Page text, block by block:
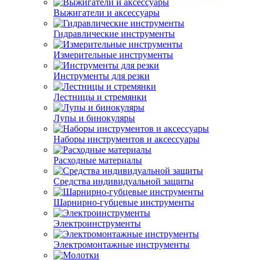
Выжигатели и аксессуары
Гидравлические инструменты
Измерительные инструменты
Инструменты для резки
Лестницы и стремянки
Лупы и бинокуляры
Наборы инструментов и аксессуары
Расходные материалы
Средства индивидуальной защиты
Шарнирно-губцевые инструменты
Электроинструменты
Электромонтажные инструменты